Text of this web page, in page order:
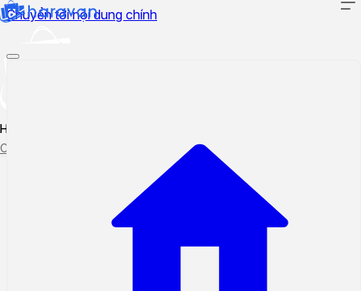
Chuyển tới nội dung chính
Hướng dẫn sử dụng
Cập nhật tính năng mới
Theo dõi ticket